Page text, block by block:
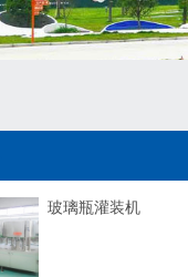
玻璃瓶灌装机